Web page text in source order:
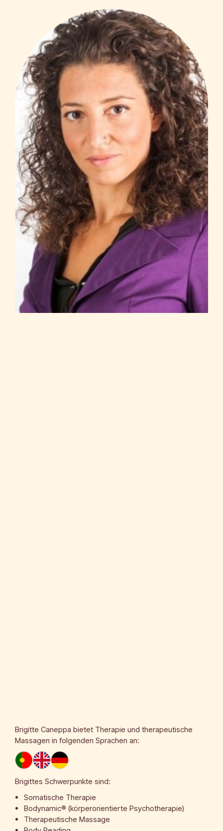
Brigitte Caneppa bietet Therapie und therapeutische
Massagen in folgenden Sprachen an:
Brigittes Schwerpunkte sind:
Somatische Therapie
Bodynamic® (körperorientierte Psychotherapie)
Therapeutische Massage